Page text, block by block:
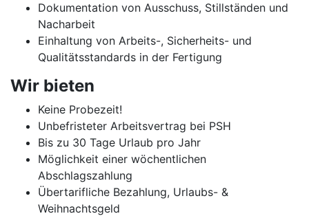
Dokumentation von Ausschuss, Stillständen und
Nacharbeit
Einhaltung von Arbeits-, Sicherheits- und
Qualitätsstandards in der Fertigung
Wir bieten
Keine Probezeit!
Unbefristeter Arbeitsvertrag bei PSH
Bis zu 30 Tage Urlaub pro Jahr
Möglichkeit einer wöchentlichen
Abschlagszahlung
Übertarifliche Bezahlung, Urlaubs- &
Weihnachtsgeld